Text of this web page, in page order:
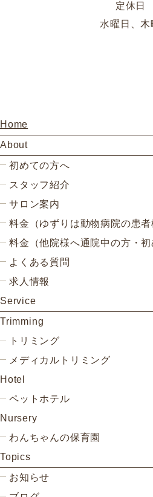
定休日
水曜日、木
Home
About
初めての方へ
スタッフ紹介
サロン案内
料金（ゆずりは動物病院の患者
料金（他院様へ通院中の方・初
よくある質問
求人情報
Service
Trimming
トリミング
メディカルトリミング
Hotel
ペットホテル
Nursery
わんちゃんの保育園
Topics
お知らせ